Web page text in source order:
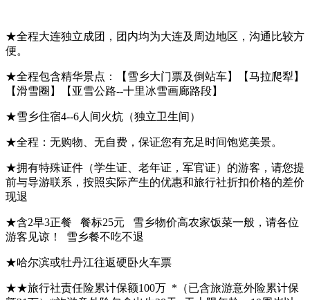
★全程大连独立成团，团内均为大连及周边地区，沟通比较方
便。
★全程包含精华景点：【雪乡大门票及倒站车】【马拉爬犁】
【滑雪圈】【亚雪公路--十里冰雪画廊路段】
★雪乡住宿4--6人间火炕（独立卫生间）
★全程：无购物、无自费，保证您有充足时间饱览美景。
★拥有特殊证件（学生证、老年证，军官证）的游客，请您提
前与导游联系，按照实际产生的优惠和旅行社折扣价格的差价
现退
★含2早3正餐 餐标25元 雪乡物价高农家饭菜一般，请各位
游客见谅！ 雪乡餐不吃不退
★哈尔滨或牡丹江往返硬卧火车票
★★旅行社责任险累计保额100万 *（已含旅游意外险累计保